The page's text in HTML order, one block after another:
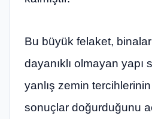
Bu büyük felaket,
dayanıklı olmayan yapı
yanlış zemin tercihlerinin
sonuçlar doğurduğunu